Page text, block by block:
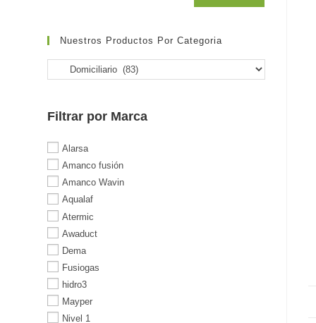
Nuestros Productos Por Categoria
Filtrar por Marca
Alarsa
Amanco fusión
Amanco Wavin
Aqualaf
Atermic
Awaduct
Dema
Fusiogas
hidro3
Mayper
Nivel 1